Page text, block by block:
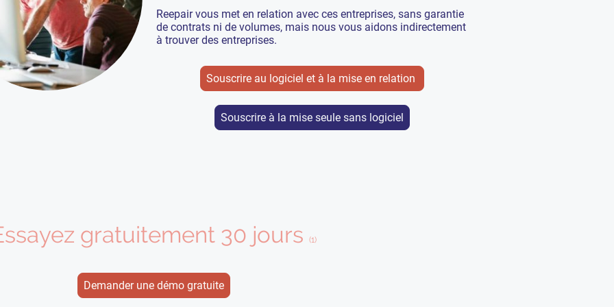
Reepair vous met en relation avec ces entreprises, sans garantie
de contrats ni de volumes, mais nous vous aidons indirectement
à trouver des entreprises.
Souscrire au logiciel et à la mise en relation
Souscrire à la mise seule sans logiciel
gratuitement 30 jours (1)
Demander une démo gratuite